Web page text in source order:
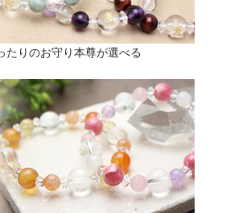
たりのお守り本尊が選べる